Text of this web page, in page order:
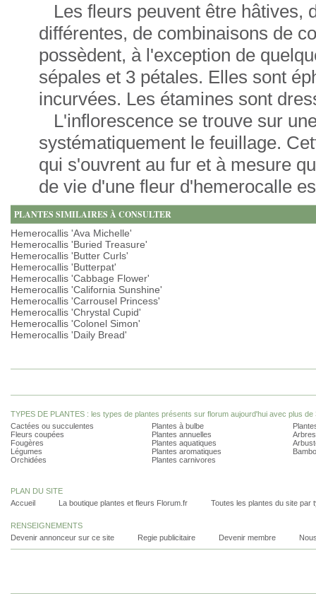
Les fleurs peuvent être hâtives,
différentes, de combinaisons de
possèdent, à l'exception de
sépales et 3 pétales. Elles sont
incurvées. Les étamines sont
L'inflorescence se trouve sur
systématiquement le feuillage.
qui s'ouvrent au fur et à mesure
de vie d'une fleur d'hemerocalle
PLANTES SIMILAIRES À CONSULTER
Hemerocallis 'Ava Michelle'
Hemerocallis 'Buried Treasure'
Hemerocallis 'Butter Curls'
Hemerocallis 'Butterpat'
Hemerocallis 'Cabbage Flower'
Hemerocallis 'California Sunshine'
Hemerocallis 'Carrousel Princess'
Hemerocallis 'Chrystal Cupid'
Hemerocallis 'Colonel Simon'
Hemerocallis 'Daily Bread'
TYPES DE PLANTES : les types de plantes présents sur florum aujourd'hui avec plus de
Cactées ou succulentes
Fleurs coupées
Fougères
Légumes
Orchidées
Plantes à bulbe
Plantes annuelles
Plantes aquatiques
Plantes aromatiques
Plantes carnivores
PLAN DU SITE
Accueil
La boutique plantes et fleurs Florum.fr Toutes les plantes du site par
RENSEIGNEMENTS
Devenir annonceur sur ce site
Regie publicitaire Devenir membre